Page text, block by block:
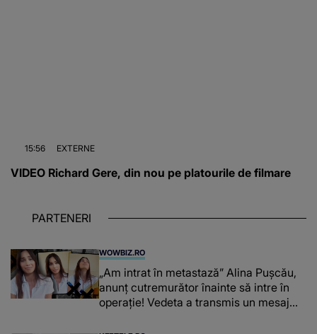
15:56 EXTERNE
VIDEO Richard Gere, din nou pe platourile de filmare
PARTENERI
WOWBIZ.RO
„Am intrat în metastază” Alina Pușcău,
anunț cutremurător înainte să intre în
operație! Vedeta a transmis un mesaj